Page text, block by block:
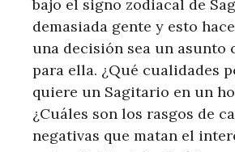
bajo el signo zodiacal de
demasiada gente y esto
una decisión sea un asunto
para ella. ¿Qué cualidades
quiere un Sagitario en un
¿Cuáles son los rasgos de
negativas que matan el